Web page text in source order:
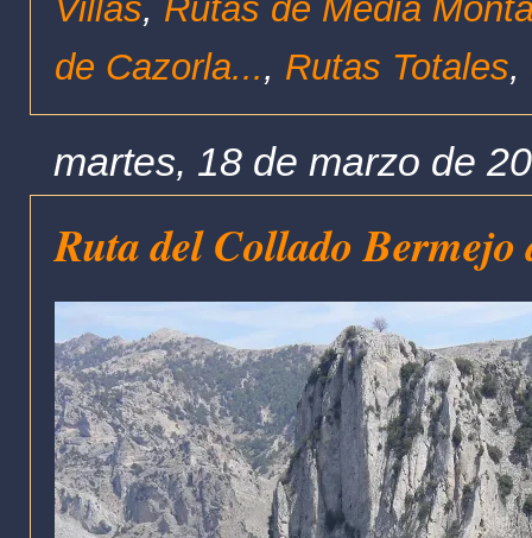
Villas, Rutas de Media
de Cazorla..., Rutas Totales,
martes, 18 de marzo de
Ruta del Collado Bermejo